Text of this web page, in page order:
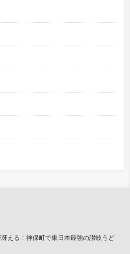
冴える！神保町で東日本最強の讃岐うど